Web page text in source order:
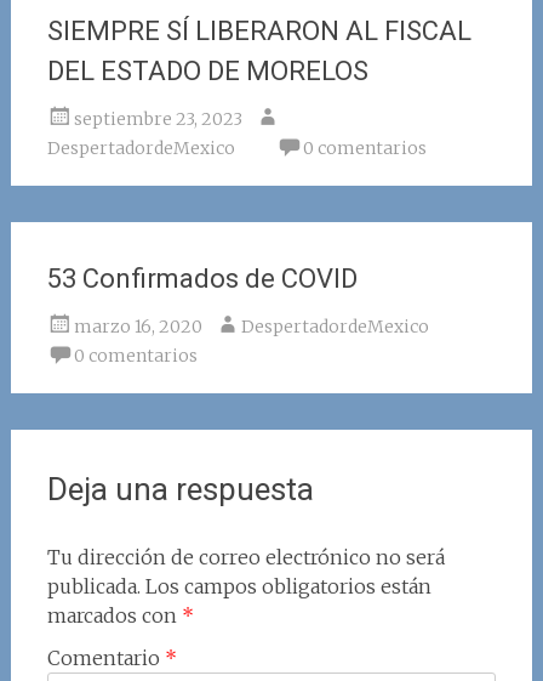
SIEMPRE SÍ LIBERARON AL FISCAL
DEL ESTADO DE MORELOS
septiembre 23, 2023
DespertadordeMexico
0 comentarios
53 Confirmados de COVID
marzo 16, 2020
DespertadordeMexico
0 comentarios
Deja una respuesta
Tu dirección de correo electrónico no será
publicada. Los campos obligatorios están
marcados con *
Comentario *